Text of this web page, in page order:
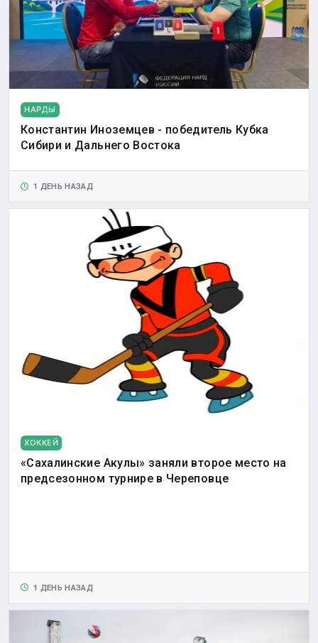
НАРДЫ
Константин Иноземцев - победитель Кубка
Сибири и Дальнего Востока
1 ДЕНЬ НАЗАД
ХОККЕЙ
«Сахалинские Акулы» заняли второе место на
предсезонном турнире в Череповце
1 ДЕНЬ НАЗАД